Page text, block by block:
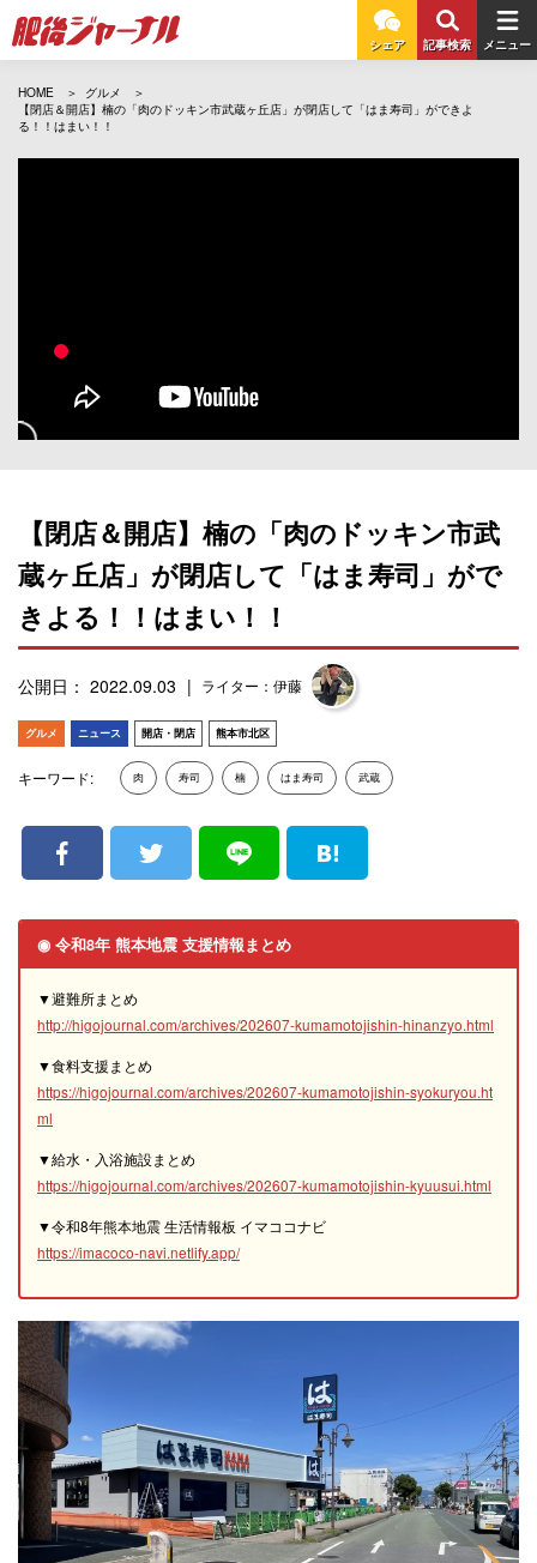
シェア 記事検索 メニュー
HOME
グルメ
【閉店＆開店】楠の「肉のドッキン市武蔵ヶ丘店」が閉店して「はま寿司」ができよ
る！！はまい！！
【閉店＆開店】楠の「肉のドッキン市武
蔵ヶ丘店」が閉店して「はま寿司」がで
きよる！！はまい！！
公開日： 2022.09.03 ライター：伊藤
グルメ ニュース 開店・閉店 熊本市北区
キーワード: 肉 寿司 楠 はま寿司 武蔵
◉ 令和8年 熊本地震 支援情報まとめ
▼避難所まとめ
http://higojournal.com/archives/202607-kumamotojishin-hinanzyo.html
▼食料支援まとめ
https://higojournal.com/archives/202607-kumamotojishin-syokuryou.ht
ml
▼給水・入浴施設まとめ
https://higojournal.com/archives/202607-kumamotojishin-kyuusui.html
▼令和8年熊本地震 生活情報板 イマココナビ
https://imacoco-navi.netlify.app/